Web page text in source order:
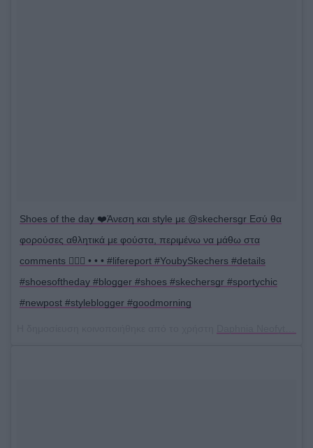
Shoes of the day ❤️Άνεση και style με @skechersgr Εσύ θα
φορούσες αθλητικά με φούστα, περιμένω να μάθω στα
comments 👇🏻📩 • • • #lifereport #YoubySkechers #details
#shoesoftheday #blogger #shoes #skechersgr #sportychic
#newpost #styleblogger #goodmorning